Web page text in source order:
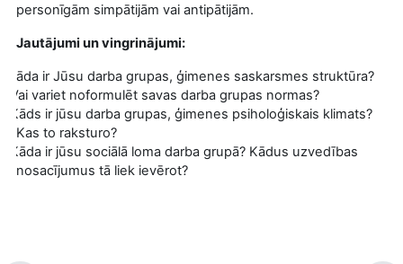
personīgām simpātijām vai antipātijām.
Jautājumi un vingrinājumi:
Kāda ir Jūsu darba grupas, ģimenes saskarsmes struktūra?
Vai variet noformulēt savas darba grupas normas?
Kāds ir jūsu darba grupas, ģimenes psiholoģiskais klimats?
Kas to raksturo?
Kāda ir jūsu sociālā loma darba grupā? Kādus uzvedības
nosacījumus tā liek ievērot?